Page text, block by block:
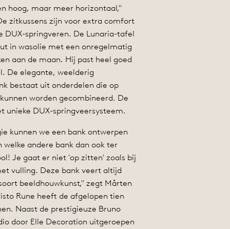
hoog, maar meer horizontaal,"
zitkussens zijn voor extra comfort
DUX-springveren. De Lunaria-tafel
in wasolie met een onregelmatig
aan de maan. Hij past heel goed
De elegante, weelderig
bestaat uit onderdelen die op
worden gecombineerd. De
unieke DUX-springveersysteem.
kunnen we een bank ontwerpen
andere bank dan ook ter
Je gaat er niet 'op zitten' zoals bij
vulling. Deze bank veert altijd
beeldhouwkunst," zegt Mårten
Rune heeft de afgelopen tien
Naast de prestigieuze Bruno
door Elle Decoration uitgeroepen